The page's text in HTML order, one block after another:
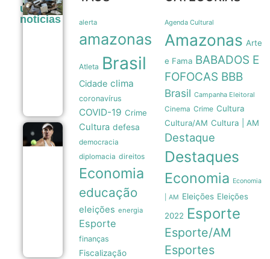
últimas
noticias
Tubarões
como
móveis
intensidade
furacões
08/08
Haddad
Maia
anuncia
pausa
carreira
afasta-
se das
quadras
08/08
alerta
amazonas
Atleta Brasil
Cidade clima
coronavírus
COVID-19 Crime
Cultura defesa
democracia
diplomacia direitos
Economia
educação
eleições energia
Esporte
finanças
Fiscalização
Agenda Cultural
Amazonas Arte
e Fama BABADOS E
FOFOCAS BBB
Brasil Campanha Eleitoral
Cinema Crime Cultura
Cultura/AM Cultura | AM
Destaque
Destaques
Economia Economia
| AM Eleições Eleições
2022 Esporte
Esporte/AM
Esportes